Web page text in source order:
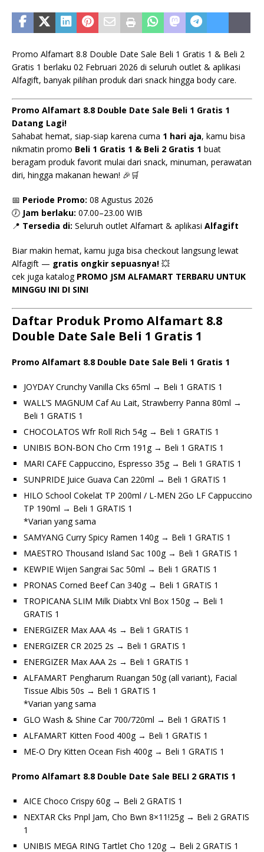
Promo Alfamart 8.8 Double Date Sale Beli 1 Gratis 1 & Beli 2
Gratis 1 berlaku 02 Februari 2026 di seluruh outlet & aplikasi
Alfagift, banyak pilihan produk dari snack hingga body care.
Promo Alfamart 8.8 Double Date Sale Beli 1 Gratis 1
Datang Lagi!
Sahabat hemat, siap-siap karena cuma 1 hari aja, kamu bisa
nikmatin promo Beli 1 Gratis 1 & Beli 2 Gratis 1 buat
beragam produk favorit mulai dari snack, minuman, perawatan
diri, hingga makanan hewan! 🎉🛒
📅 Periode Promo: 08 Agustus 2026
🕖 Jam berlaku: 07.00–23.00 WIB
📍 Tersedia di: Seluruh outlet Alfamart & aplikasi Alfagift
Biar makin hemat, kamu juga bisa checkout langsung lewat
Alfagift — gratis ongkir sepuasnya! 💥
cek juga katalog PROMO JSM ALFAMART TERBARU UNTUK
MINGGU INI DI SINI
Daftar Produk Promo Alfamart 8.8
Double Date Sale Beli 1 Gratis 1
Promo Alfamart 8.8 Double Date Sale Beli 1 Gratis 1
JOYDAY Crunchy Vanilla Cks 65ml → Beli 1 GRATIS 1
WALL’S MAGNUM Caf Au Lait, Strawberry Panna 80ml →
Beli 1 GRATIS 1
CHOCOLATOS Wfr Roll Rich 54g → Beli 1 GRATIS 1
UNIBIS BON-BON Cho Crm 191g → Beli 1 GRATIS 1
MARI CAFE Cappuccino, Espresso 35g → Beli 1 GRATIS 1
SUNPRIDE Juice Guava Can 220ml → Beli 1 GRATIS 1
HILO School Cokelat TP 200ml / L-MEN 2Go LF Cappuccino
TP 190ml → Beli 1 GRATIS 1
*Varian yang sama
SAMYANG Curry Spicy Ramen 140g → Beli 1 GRATIS 1
MAESTRO Thousand Island Sac 100g → Beli 1 GRATIS 1
KEWPIE Wijen Sangrai Sac 50ml → Beli 1 GRATIS 1
PRONAS Corned Beef Can 340g → Beli 1 GRATIS 1
TROPICANA SLIM Milk Diabtx Vnl Box 150g → Beli 1
GRATIS 1
ENERGIZER Max AAA 4s → Beli 1 GRATIS 1
ENERGIZER CR 2025 2s → Beli 1 GRATIS 1
ENERGIZER Max AAA 2s → Beli 1 GRATIS 1
ALFAMART Pengharum Ruangan 50g (all variant), Facial
Tissue Albis 50s → Beli 1 GRATIS 1
*Varian yang sama
GLO Wash & Shine Car 700/720ml → Beli 1 GRATIS 1
ALFAMART Kitten Food 400g → Beli 1 GRATIS 1
ME-O Dry Kitten Ocean Fish 400g → Beli 1 GRATIS 1
Promo Alfamart 8.8 Double Date Sale BELI 2 GRATIS 1
AICE Choco Crispy 60g → Beli 2 GRATIS 1
NEXTAR Cks Pnpl Jam, Cho Bwn 8×11!25g → Beli 2 GRATIS
1
UNIBIS MEGA RING Tartlet Cho 120g → Beli 2 GRATIS 1